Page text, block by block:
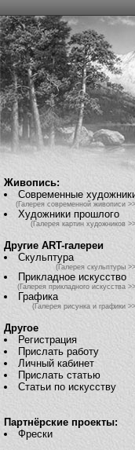
Живопись:
Современные
(Галерея современной живописи
Художники прошлого
(Галерея картин художников
Другие ART-галереи
Скульптура
(Галерея скульптуры
Прикладное искусство
(Галерея прикладного искусства
Графика
(Галерея рисунка и графики
Другое
Регистрация
Прислать работу
Личный кабинет
Прислать статью
Статьи по искусству
Партнёрские проекты:
Фрески